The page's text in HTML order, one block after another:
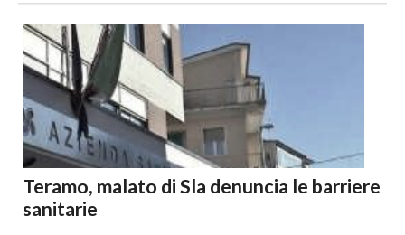
Teramo, malato di Sla denuncia le barriere
sanitarie